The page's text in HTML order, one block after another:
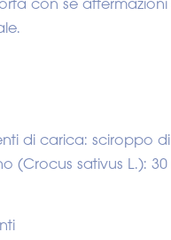
di carica: sciroppo
(Crocus sativus L.):